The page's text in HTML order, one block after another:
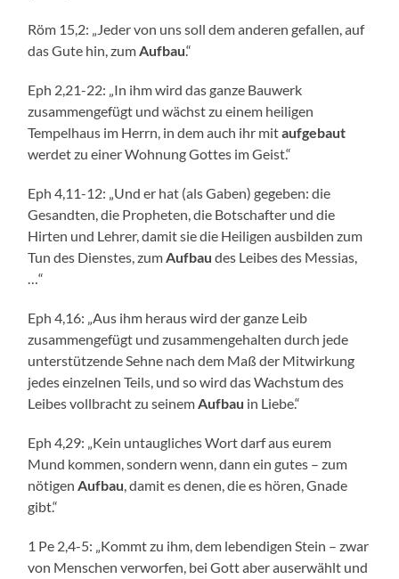
Röm 15,2: „Jeder von uns soll dem anderen gefallen, auf
das Gute hin, zumAufbau.“
Eph 2,21-22: „In ihm wird das ganze Bauwerk
zusammengefügt und wächst zu einem heiligen
Tempelhaus im Herrn, in dem auch ihr mitaufgebaut
werdet zu einer Wohnung Gottes im Geist.“
Eph 4,11-12: „Und er hat (als Gaben) gegeben: die
Gesandten, die Propheten, die Botschafter und die
Hirten und Lehrer, damit sie die Heiligen ausbilden zum
Tun des Dienstes, zumAufbau des Leibes des Messias,
…“
Eph 4,16: „Aus ihm heraus wird der ganze Leib
zusammengefügt und zusammengehalten durch jede
unterstützende Sehne nach dem Maß der Mitwirkung
jedes einzelnen Teils, und so wird das Wachstum des
Leibes vollbracht zu seinemAufbau in Liebe.“
Eph 4,29: „Kein untaugliches Wort darf aus eurem
Mund kommen, sondern wenn, dann ein gutes – zum
nötigenAufbau, damit es denen, die es hören, Gnade
gibt.“
1 Pe 2,4-5: „Kommt zu ihm, dem lebendigen Stein – zwar
von Menschen verworfen, bei Gott aber auserwählt und